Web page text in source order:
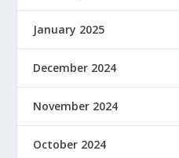
January 2025
December 2024
November 2024
October 2024